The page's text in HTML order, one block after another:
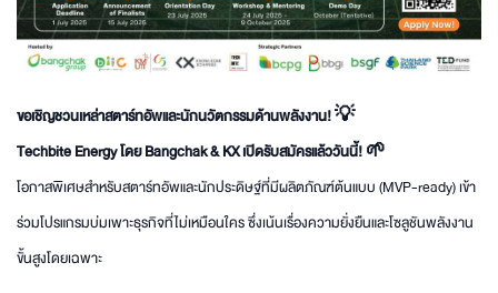
ขอเชิญชวนเหล่าสตาร์ทอัพและนักนวัตกรรมด้านพลังงาน! 💡
Techbite Energy โดย Bangchak & KX เปิดรับสมัครแล้ววันนี้! 🌱
โอกาสพิเศษสำหรับสตาร์ทอัพและนักประดิษฐ์ที่มีผลิตภัณฑ์ต้นแบบ (MVP-ready) เข้า
ร่วมโปรแกรมบ่มเพาะธุรกิจที่ไม่เหมือนใคร ซึ่งเน้นเรื่องความยั่งยืนและโซลูชันพลังงาน
ขั้นสูงโดยเฉพาะ